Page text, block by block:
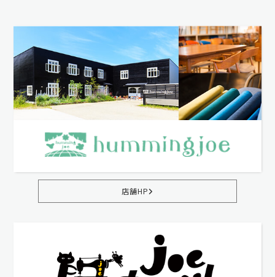
店舗HP